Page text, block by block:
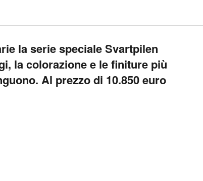
la serie speciale Svartpilen
la colorazione e le finiture più
Al prezzo di 10.850 euro